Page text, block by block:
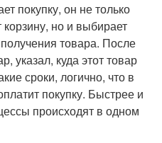
покупку, он не только
но и выбирает
товара. После
указал, куда этот товар
сроки, логично, что в
покупку. Быстрее и
происходят в одном